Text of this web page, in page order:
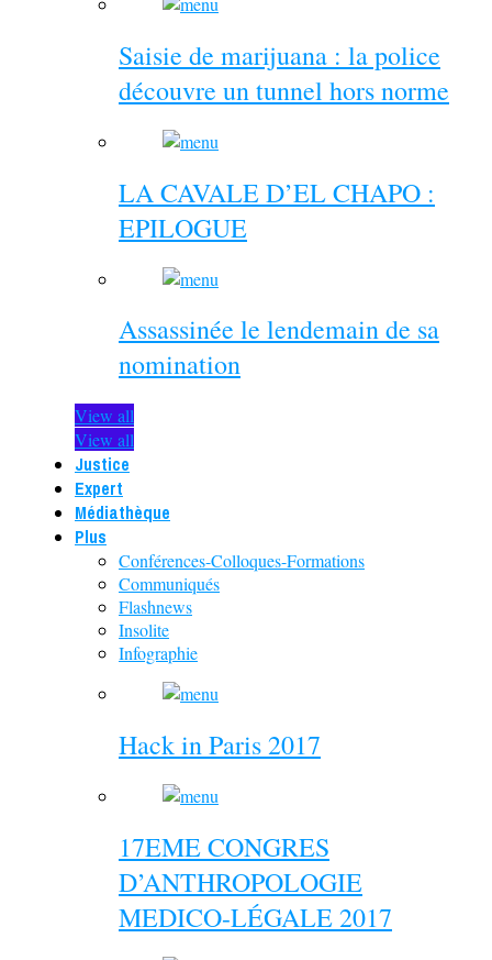
Saisie de marijuana : la police
découvre un tunnel hors norme
LA CAVALE D’EL CHAPO :
EPILOGUE
Assassinée le lendemain de sa
nomination
View all
View all
Justice
Expert
Médiathèque
Plus
Conférences-Colloques-Formations
Communiqués
Flashnews
Insolite
Infographie
Hack in Paris 2017
17EME CONGRES
D’ANTHROPOLOGIE
MEDICO-LÉGALE 2017